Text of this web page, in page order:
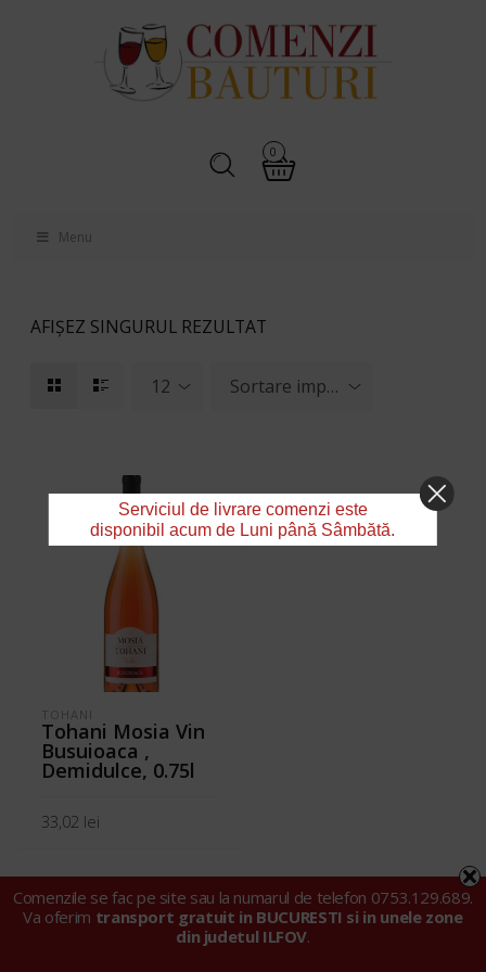
0
Menu
AFIȘEZ SINGURUL REZULTAT
12 Sortare implicită
TOHANI
Tohani Mosia Vin
Busuioaca ,
Demidulce, 0.75l
33,02 lei
Comenzile se fac pe site sau la numarul de telefon 0753.129.689.
Va oferim transport gratuit in BUCURESTI si in unele zone
din judetul ILFOV.
Serviciul de livrare comenzi este
disponibil acum de Luni până Sâmbătă.